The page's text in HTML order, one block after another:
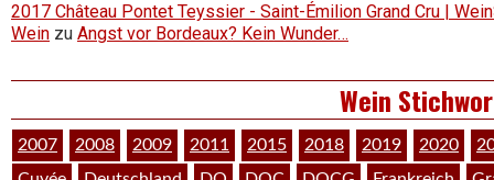
2017 Château Pontet Teyssier - Saint-Émilion Grand Cru |
Wein zu Angst vor Bordeaux? Kein Wunder…
Wein
2007 2008 2009 2011 2015 2018 2019 2020